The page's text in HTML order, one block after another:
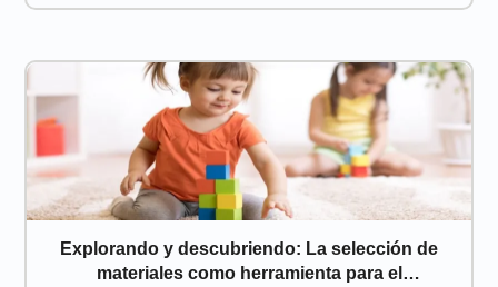
Explorando y descubriendo: La selección de
materiales como herramienta para el